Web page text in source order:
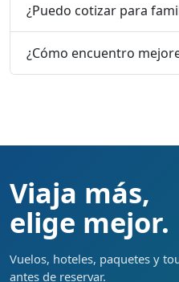
¿Puedo cotizar para
¿Cómo encuentro
Viaja más,
elige mejor.
Vuelos, hoteles, paquetes y
antes de reservar.